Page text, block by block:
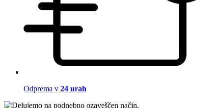
Odprema v 24 urah